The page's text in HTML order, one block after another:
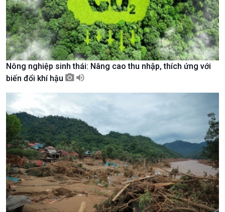
Xã hội
Tin Đời sống & Xã hội
360 độ Sức khỏe
Khoa học & Công nghệ
Tin Khoa học & Công nghệ
Kết nối công nghệ
Nông nghiệp sinh thái: Nâng cao thu nhập, thích ứng với
biến đổi khí hậu